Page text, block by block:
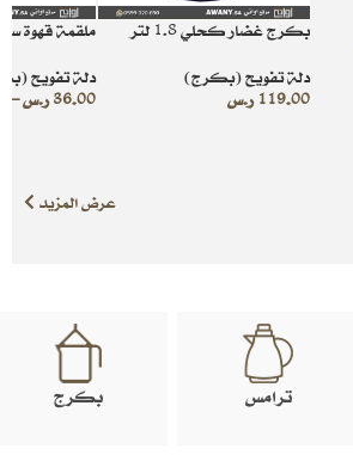
بكرج غضار كحلي 1.8 لتر
دلة تفويح (بكرج)
119.00 ر.س
ملقمة قهوة
دلة تفويح
36.00ر.س–
عرض المزيد
ترامس بكرج